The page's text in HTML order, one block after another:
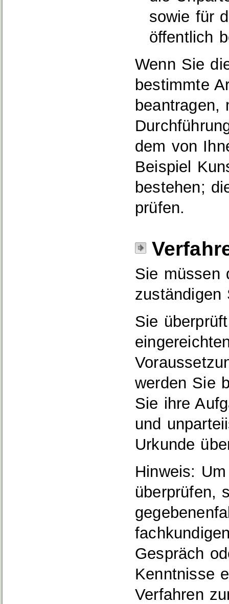
sowie für
öffentlich
Wenn Sie
bestimmte
beantragen,
dem von
Beispiel
bestehen;
prüfen.
Sie müssen
zuständigen
Sie
werden Sie
Sie ihre
und
Urkunde
Hinweis:
überprüfen,
Gespräch
Kenntnisse
Verfahren